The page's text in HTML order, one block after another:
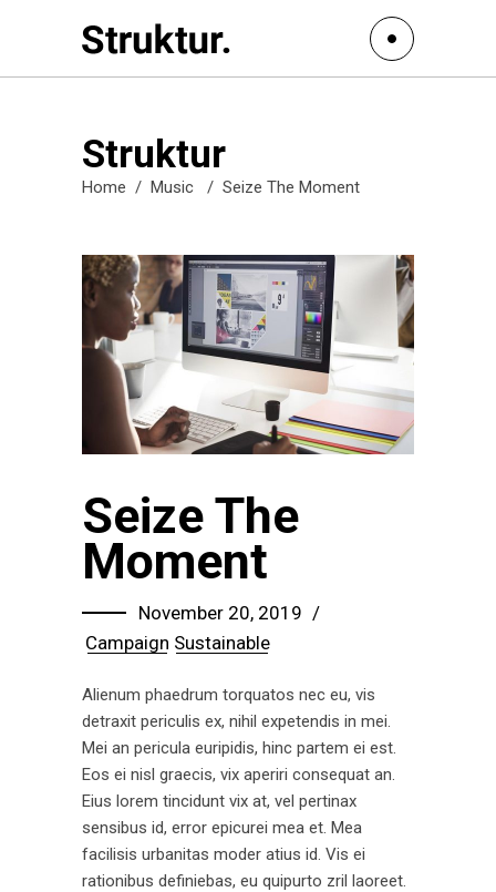
Struktur
Home / Music / Seize The Moment
Seize The
Moment
November 20, 2019
Campaign Sustainable
Alienum phaedrum torquatos nec eu, vis
detraxit periculis ex, nihil expetendis in mei.
Mei an pericula euripidis, hinc partem ei est.
Eos ei nisl graecis, vix aperiri consequat an.
Eius lorem tincidunt vix at, vel pertinax
sensibus id, error epicurei mea et. Mea
facilisis urbanitas moder atius id. Vis ei
rationibus definiebas, eu quipurto zril laoreet.